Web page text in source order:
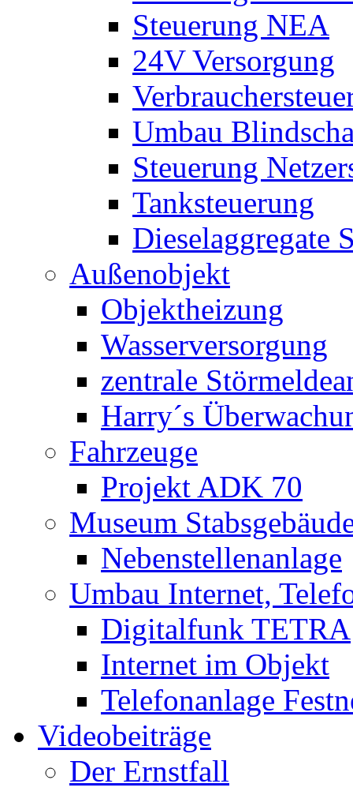
Steuerung NEA
24V Versorgung
Umbau
Steuerung
Tanksteuerung
Dieselaggregate
Außenobjekt
Objektheizung
Wasserversorgung
zentrale
Harry´s
Fahrzeuge
Projekt ADK 70
Museum
Nebenstellenanlage
Umbau Internet,
Digitalfunk TETRA
Internet im Objekt
Telefonanlage
Videobeiträge
Der Ernstfall